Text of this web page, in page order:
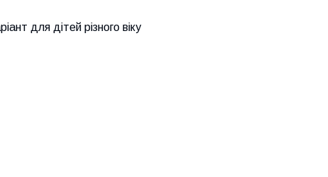
для дітей різного віку